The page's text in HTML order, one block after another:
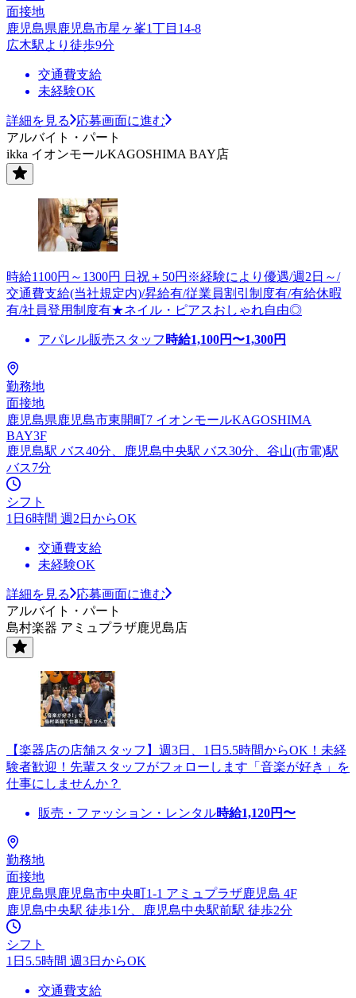
面接地
鹿児島県鹿児島市星ヶ峯1丁目14-8
広木駅より徒歩9分
交通費支給
未経験OK
詳細を見る
応募画面に進む
アルバイト・パート
ikka イオンモールKAGOSHIMA BAY店
時給1100円～1300円 日祝＋50円※経験により優遇/週2日～/
交通費支給(当社規定内)/昇給有/従業員割引制度有/有給休暇
有/社員登用制度有★ネイル・ピアスおしゃれ自由◎
アパレル販売スタッフ 時給1,100円〜1,300円
勤務地
面接地
鹿児島県鹿児島市東開町7 イオンモールKAGOSHIMA
BAY3F
鹿児島駅 バス40分、鹿児島中央駅 バス30分、谷山(市電)駅
バス7分
シフト
1日6時間 週2日からOK
交通費支給
未経験OK
詳細を見る
応募画面に進む
アルバイト・パート
島村楽器 アミュプラザ鹿児島店
【楽器店の店舗スタッフ】週3日、1日5.5時間からOK！未経
験者歓迎！先輩スタッフがフォローします「音楽が好き」を
仕事にしませんか？
販売・ファッション・レンタル時給1,120円〜
勤務地
面接地
鹿児島県鹿児島市中央町1-1 アミュプラザ鹿児島 4F
鹿児島中央駅 徒歩1分、鹿児島中央駅前駅 徒歩2分
シフト
1日5.5時間 週3日からOK
交通費支給